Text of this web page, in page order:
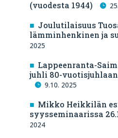
(vuodesta 1944)
Joulutilaisuus
lämminhenkinen ja
2025
Lappeenranta-
juhli 80-
9.10. 2025
Mikko Heikkilän
syysseminaarissa
2024